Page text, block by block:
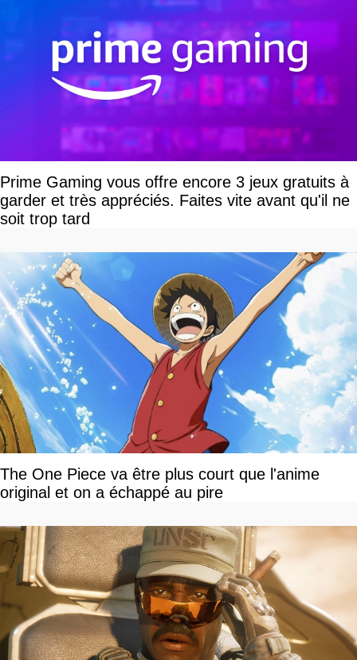
Prime Gaming vous offre encore 3 jeux gratuits à
garder et très appréciés. Faites vite avant qu'il ne
soit trop tard
The One Piece va être plus court que l'anime
original et on a échappé au pire